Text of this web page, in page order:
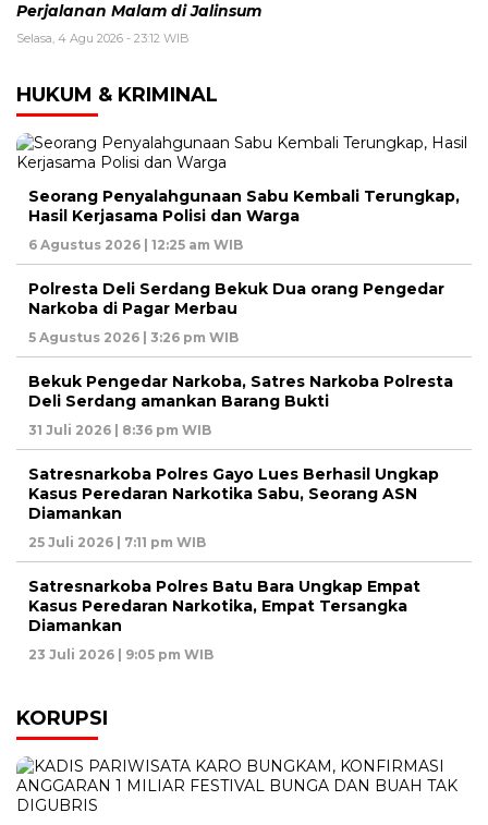
Perjalanan Malam di Jalinsum
Selasa, 4 Agu 2026 - 23:12 WIB
HUKUM & KRIMINAL
Seorang Penyalahgunaan Sabu Kembali Terungkap,
Hasil Kerjasama Polisi dan Warga
6 Agustus 2026 | 12:25 am WIB
Polresta Deli Serdang Bekuk Dua orang Pengedar
Narkoba di Pagar Merbau
5 Agustus 2026 | 3:26 pm WIB
Bekuk Pengedar Narkoba, Satres Narkoba Polresta
Deli Serdang amankan Barang Bukti
31 Juli 2026 | 8:36 pm WIB
Satresnarkoba Polres Gayo Lues Berhasil Ungkap
Kasus Peredaran Narkotika Sabu, Seorang ASN
Diamankan
25 Juli 2026 | 7:11 pm WIB
Satresnarkoba Polres Batu Bara Ungkap Empat
Kasus Peredaran Narkotika, Empat Tersangka
Diamankan
23 Juli 2026 | 9:05 pm WIB
KORUPSI